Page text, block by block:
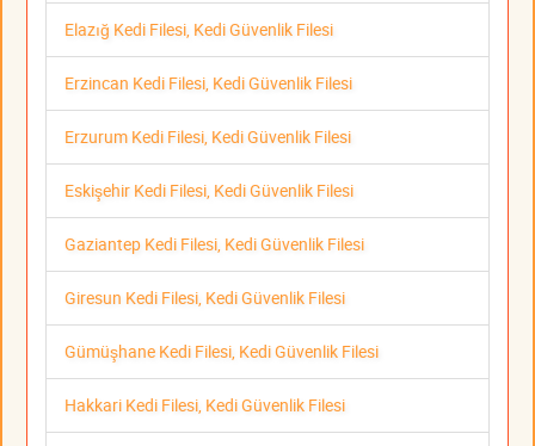
Elazığ Kedi Filesi, Kedi Güvenlik Filesi
Erzincan Kedi Filesi, Kedi Güvenlik Filesi
Erzurum Kedi Filesi, Kedi Güvenlik Filesi
Eskişehir Kedi Filesi, Kedi Güvenlik Filesi
Gaziantep Kedi Filesi, Kedi Güvenlik Filesi
Giresun Kedi Filesi, Kedi Güvenlik Filesi
Gümüşhane Kedi Filesi, Kedi Güvenlik Filesi
Hakkari Kedi Filesi, Kedi Güvenlik Filesi